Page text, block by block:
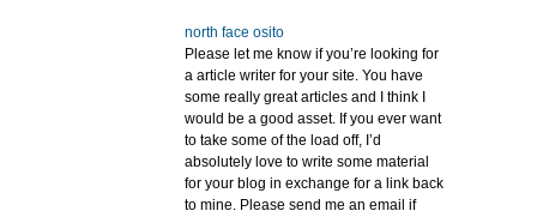
north face osito
Please let me know if you’re looking for
a article writer for your site. You have
some really great articles and I think I
would be a good asset. If you ever want
to take some of the load off, I’d
absolutely love to write some material
for your blog in exchange for a link back
to mine. Please send me an email if